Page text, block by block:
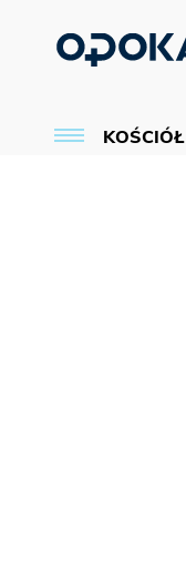
KOŚCIÓŁ